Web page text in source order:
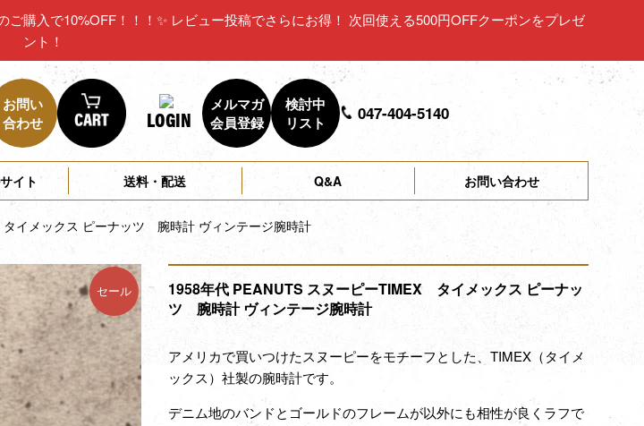
購入で10%OFF！！！✨ レビュー投稿でさらにお得！ 次回使える500円OFFクーポンをプレゼ
ント！
お問い
合わせ
LOGIN
メルマガ
会員登録
検討中
リスト
047-404-5140
イト 送料・配送 Q&A お問い合わせ
イメックス ピーナッツ 腕時計 ヴィンテージ腕時計
セール
1958年代 PEANUTS スヌーピーTIMEX タイメックス ピーナッ
ツ 腕時計 ヴィンテージ腕時計
アメリカで買いつけたスヌーピーをモチーフとした、TIMEX（タイメ
ックス）社製の腕時計です。
デニム地のバンドとゴールドのフレームが以外にも相性が良くラフで